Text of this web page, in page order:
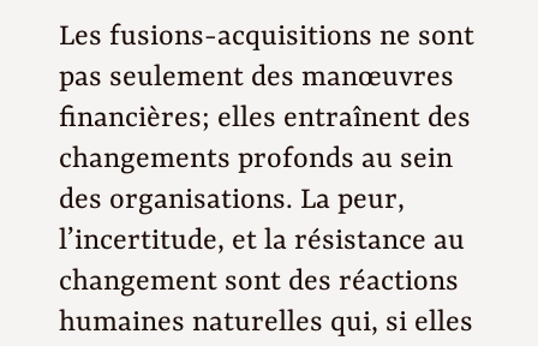
Les fusions-acquisitions ne sont
pas seulement des manœuvres
financières; elles entraînent des
changements profonds au sein
des organisations. La peur,
l’incertitude, et la résistance au
changement sont des réactions
humaines naturelles qui, si elles